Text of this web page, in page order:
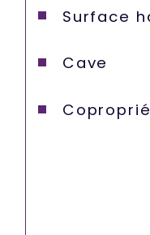
Surface
Cave